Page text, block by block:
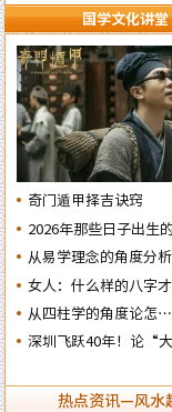
国学文化讲堂
奇门遁甲择吉诀窍
2026年那些日子出生
会大不利之四：‘庚子’
日元
从易学理念的角度分
英文“谋独” 之路还能走
多远？
女人：什么样的八字
好命？女命六十条断语
注解
从四柱学的角度论怎样
握命运及怎样正确化解
年运程中的灾祸
深圳飞跃40年！论“
格局……
热点资讯—风水